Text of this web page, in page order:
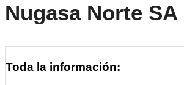
Nugasa Norte SA
Toda la información: